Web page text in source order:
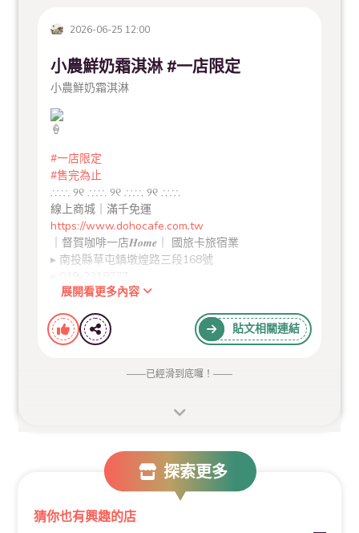
2026-06-25 12:00
小農鮮奶霜淇淋 #一店限定
小農鮮奶霜淇淋
#一店限定
#售完為止
∴∵∴ ୨୧ ∴∵∴ ୨୧ ∴∵∴ ୨୧ ∴∵∴
線上商城｜滿千免運
https://www.dohocafe.com.tw
｜督賀咖啡一店𝑯𝒐𝒎𝒆｜ 國旅卡旅宿業
▸ 南投縣草屯鎮墩煌路三段168號
｜督賀咖啡二店𝑺𝒕𝒂𝒕𝒊𝒐𝒏 ｜ 國旅卡餐飲業
▸ 南投縣草屯鎮民權東街97號
▸ 049-2392797
展開看更多內容
貼文相關連結
——已經滑到底囉！ ——
探索更多
猜你也有興趣的店